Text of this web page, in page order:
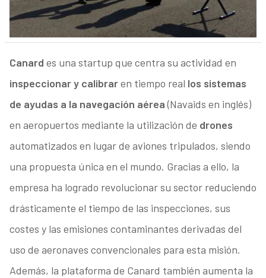
Canard es una startup que centra su actividad en
inspeccionar y calibraren tiempo real los sistemas
de ayudas a la navegación aérea(Navaids en inglés)
en aeropuertos mediante la utilización de drones
automatizados en lugar de aviones tripulados, siendo
una propuesta única en el mundo. Gracias a ello, la
empresa ha logrado revolucionar su sector reduciendo
drásticamente el tiempo de las inspecciones, sus
costes y las emisiones contaminantes derivadas del
uso de aeronaves convencionales para esta misión.
Además, la plataforma de Canard también aumenta la